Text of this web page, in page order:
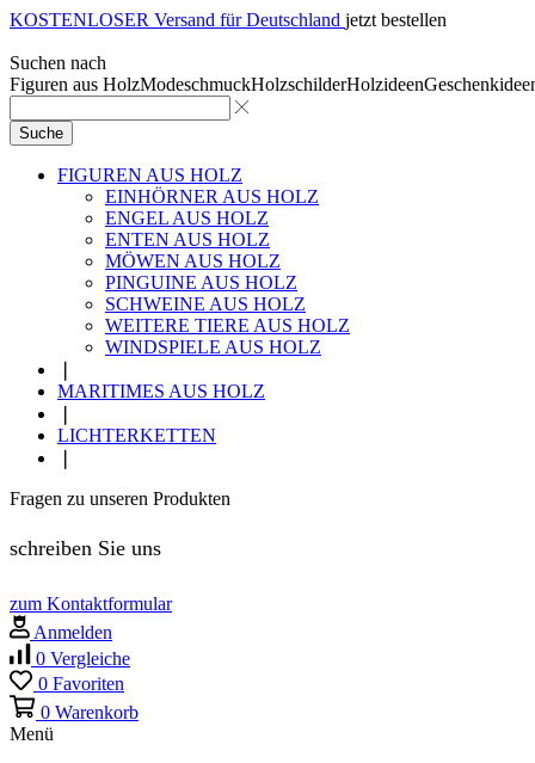
KOSTENLOSER Versand für Deutschland jetzt bestellen
Suchen nach
Figuren aus HolzModeschmuckHolzschilderHolzideen
Suche
FIGUREN AUS HOLZ
EINHÖRNER AUS HOLZ
ENGEL AUS HOLZ
ENTEN AUS HOLZ
MÖWEN AUS HOLZ
PINGUINE AUS HOLZ
SCHWEINE AUS HOLZ
WEITERE TIERE AUS HOLZ
WINDSPIELE AUS HOLZ
MARITIMES AUS HOLZ
LICHTERKETTEN
Fragen zu unseren Produkten
schreiben Sie uns
zum Kontaktformular
Anmelden
0 Vergleiche
0 Favoriten
0 Warenkorb
Menü